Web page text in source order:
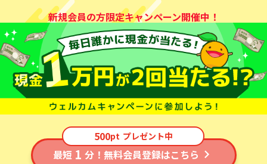
新規会員の方限定キャンペーン開催中！
500pt プレゼント中
最短 1 分！無料会員登録はこちら